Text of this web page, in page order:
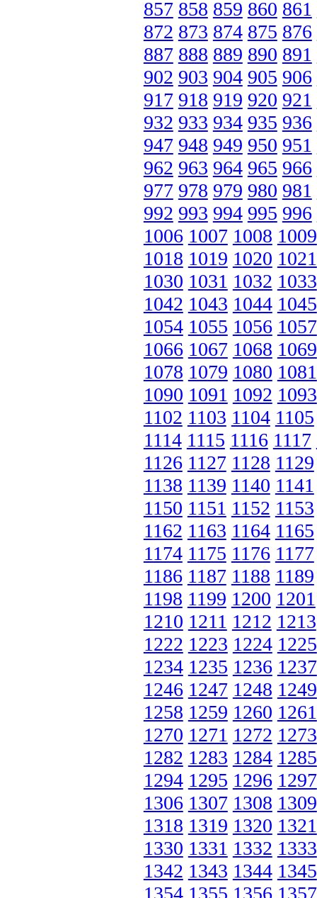
857 858 859 860 861
872 873 874 875 876
887 888 889 890 891
902 903 904 905 906
917 918 919 920 921
932 933 934 935 936
947 948 949 950 951
962 963 964 965 966
977 978 979 980 981
992 993 994 995 996
1006 1007 1008 1009
1018 1019 1020 1021
1030 1031 1032 1033
1042 1043 1044 1045
1054 1055 1056 1057
1066 1067 1068 1069
1078 1079 1080 1081
1090 1091 1092 1093
1102 1103 1104 1105
1114 1115 1116 1117
1126 1127 1128 1129
1138 1139 1140 1141
1150 1151 1152 1153
1162 1163 1164 1165
1174 1175 1176 1177
1186 1187 1188 1189
1198 1199 1200 1201
1210 1211 1212 1213
1222 1223 1224 1225
1234 1235 1236 1237
1246 1247 1248 1249
1258 1259 1260 1261
1270 1271 1272 1273
1282 1283 1284 1285
1294 1295 1296 1297
1306 1307 1308 1309
1318 1319 1320 1321
1330 1331 1332 1333
1342 1343 1344 1345
1354 1355 1356 1357